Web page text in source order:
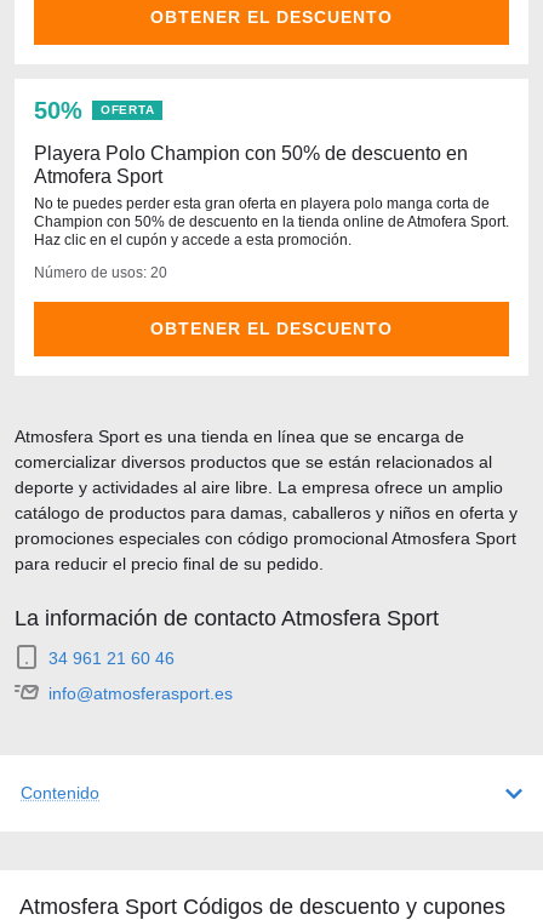
OBTENER EL DESCUENTO
50% OFERTA
Playera Polo Champion con 50% de descuento en
Atmofera Sport
No te puedes perder esta gran oferta en playera polo manga corta de
Champion con 50% de descuento en la tienda online de Atmofera Sport.
Haz clic en el cupón y accede a esta promoción.
Número de usos: 20
OBTENER EL DESCUENTO
Contenido
Atmosfera Sport Códigos de descuento y cupones
Atmosfera Sport es una tienda en línea que se encarga de
comercializar diversos productos que se están relacionados al
deporte y actividades al aire libre. La empresa ofrece un amplio
catálogo de productos para damas, caballeros y niños en oferta y
promociones especiales con código promocional Atmosfera Sport
para reducir el precio final de su pedido.
La información de contacto Atmosfera Sport
34 961 21 60 46
info@atmosferasport.es